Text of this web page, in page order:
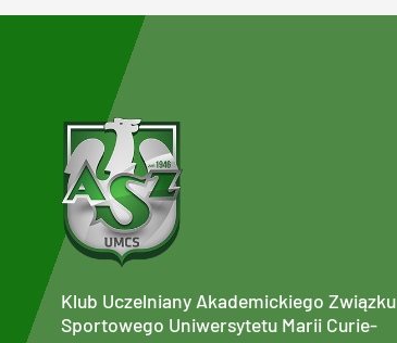
Klub Uczelniany Akademickiego Związku
Sportowego Uniwersytetu Marii Curie-